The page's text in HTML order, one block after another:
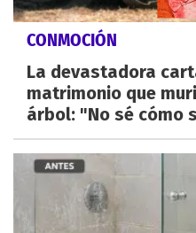
CONMOCIÓN
La devastadora
matrimonio que
árbol: "No sé cómo